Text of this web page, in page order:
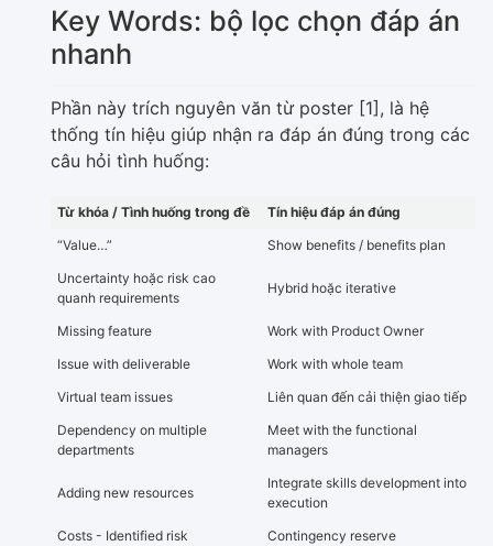
Key Words: bộ lọc chọn đáp án
nhanh
Phần này trích nguyên văn từ poster [1], là hệ
thống tín hiệu giúp nhận ra đáp án đúng trong các
câu hỏi tình huống:
Từ khóa / Tình huống trong đề
Tín hiệu đáp án đúng
“Value…”
Show benefits / benefits plan
Uncertainty hoặc risk cao
quanh requirements
Hybrid hoặc iterative
Missing feature
Work with Product Owner
Issue with deliverable
Work with whole team
Virtual team issues
Liên quan đến cải thiện giao tiếp
Dependency on multiple
departments
Meet with the functional
managers
Adding new resources
Integrate skills development into
execution
Costs - Identified risk
Contingency reserve